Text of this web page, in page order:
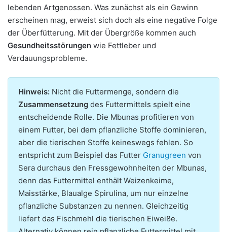
lebenden Artgenossen. Was zunächst als ein Gewinn
erscheinen mag, erweist sich doch als eine negative Folge
der Überfütterung. Mit der Übergröße kommen auch
Gesundheitsstörungen wie Fettleber und
Verdauungsprobleme.
Hinweis: Nicht die Futtermenge, sondern die
Zusammensetzung des Futtermittels spielt eine
entscheidende Rolle. Die Mbunas profitieren von
einem Futter, bei dem pflanzliche Stoffe dominieren,
aber die tierischen Stoffe keineswegs fehlen. So
entspricht zum Beispiel das Futter Granugreen von
Sera durchaus den Fressgewohnheiten der Mbunas,
denn das Futtermittel enthält Weizenkeime,
Maisstärke, Blaualge Spirulina, um nur einzelne
pflanzliche Substanzen zu nennen. Gleichzeitig
liefert das Fischmehl die tierischen Eiweiße.